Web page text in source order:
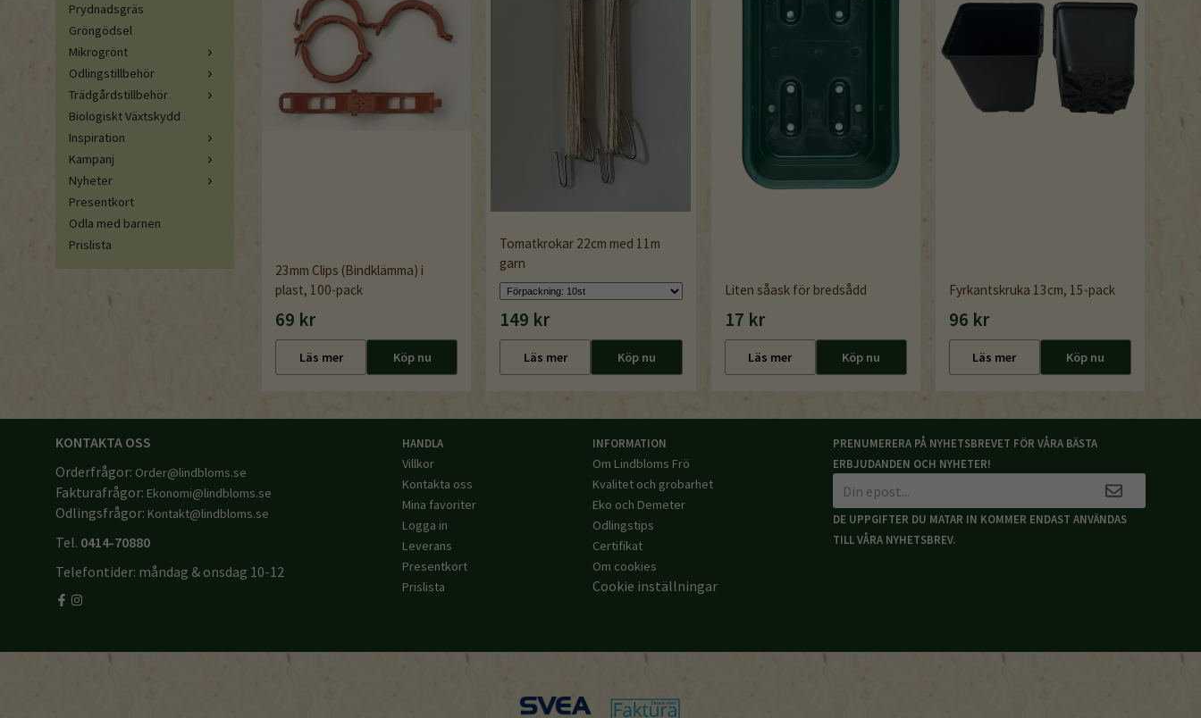
Prydnadsgräs
Gröngödsel
Mikrogrönt
Odlingstillbehör
Trädgårdstillbehör
Biologiskt Växtskydd
Inspiration
Kampanj
Nyheter
Presentkort
Odla med barnen
Prislista
23mm Clips (Bindklämma) i
plast, 100-pack
69 kr
Läs mer Köp nu
Tomatkrokar 22cm med 11m
garn
149 kr
Läs mer Köp nu
Liten såask för bredsådd
17 kr
Läs mer Köp nu
Fyrkantskruka 13cm, 15-pack
96 kr
Läs mer Köp nu
KONTAKTA OSS
Orderfrågor: Order@lindbloms.se
Fakturafrågor: Ekonomi@lindbloms.se
Odlingsfrågor: Kontakt@lindbloms.se
Tel. 0414-70880
Telefontider: måndag & onsdag 10-12
HANDLA
Villkor
Kontakta oss
Mina favoriter
Logga in
Leverans
Presentkort
Prislista
INFORMATION
Om Lindbloms Frö
Kvalitet och grobarhet
Eko och Demeter
Odlingstips
Certifikat
Om cookies
Cookie inställningar
PRENUMERERA PÅ NYHETSBREVET FÖR VÅRA BÄSTA
ERBJUDANDEN OCH NYHETER!
DE UPPGIFTER DU MATAR IN KOMMER ENDAST ANVÄNDAS
TILL VÅRA NYHETSBREV.